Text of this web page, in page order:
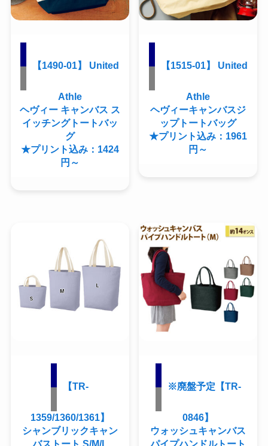
【1490-01】 United
Athle
ヘヴィー キャンバス ス
イッチングトートバッ
グ
★プリント込み：1424
円～
【1515-01】 United
Athle
ヘヴィーキャンバスジ
ップトートバッグ
★プリント込み：1961
円～
【TR-
1359/1360/1361】
シャンブリックキャン
バストート S/M/L
※廃盤予定【TR-
0846】
ウォッシュキャンバス
パイプハンドルトート